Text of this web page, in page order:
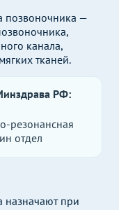
позвоночника —
канала,
тканей.
РФ:
резонансная
отдел
назначают при